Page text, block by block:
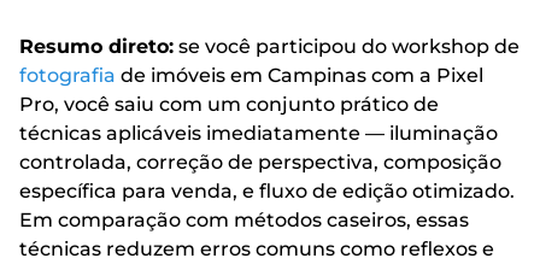
Resumo direto: se você participou do workshop de
fotografia de imóveis em Campinas com a Pixel
Pro, você saiu com um conjunto prático de
técnicas aplicáveis imediatamente — iluminação
controlada, correção de perspectiva, composição
específica para venda, e fluxo de edição otimizado.
Em comparação com métodos caseiros, essas
técnicas reduzem erros comuns como reflexos e